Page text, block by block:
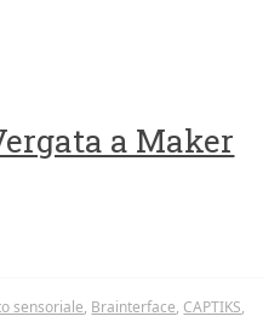
a Maker
sensoriale, Brainterface, CAPTIKS,